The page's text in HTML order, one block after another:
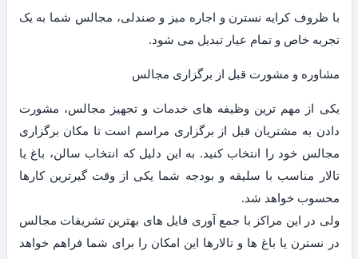
با ظروف کرایه نسترن و اجاره میز و صندلی، مجالس شما به یک
تجربه خاص و تمام عیار تبدیل می شود.
مشاوره و مشورت قبل از برگزاری مجالس
یکی از مهم ترین وظیفه های خدمات و تجهیز مجالس، مشورت
دادن به مشتریان قبل از برگزاری مراسم است تا مکان برگزاری
مجالس خود را انتخاب کنید. به این دلیل که انتخاب سالن، باغ یا
تالار مناسب با سلیقه و بودجه شما یکی از وقت گیرترین کارها
محسوب خواهد شد.
ولی در این مراکز با جمع آوری فایل های بهترین تشریفات مجالس
در نسترن یا باغ ها و تالارها این امکان را برای شما فراهم خواهد